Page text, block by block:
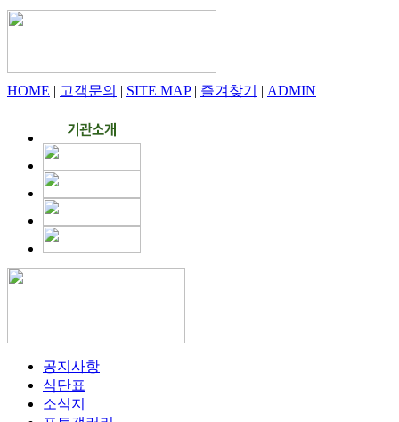
HOME | 고객문의 | SITE MAP| 즐겨찾기 | ADMIN
공지사항
식단표
소식지